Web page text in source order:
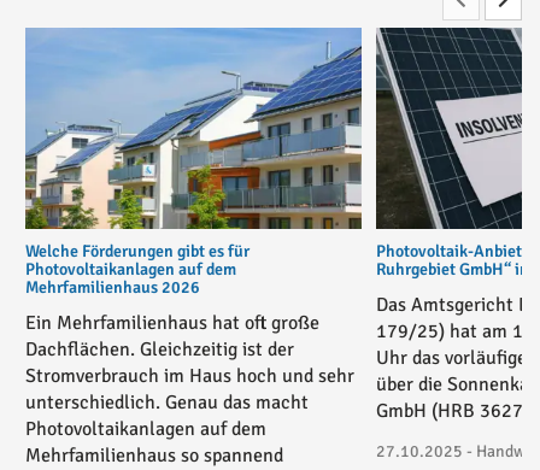
Welche Förderungen gibt es für
Photovoltaikanlagen auf dem
Mehrfamilienhaus 2026
Ein Mehrfamilienhaus hat oft große
Dachflächen. Gleichzeitig ist der
Stromverbrauch im Haus hoch und sehr
unterschiedlich. Genau das macht
Photovoltaikanlagen auf dem
Mehrfamilienhaus so spannend
Photovoltaik-Anbieter
Ruhrgebiet GmbH“ in
Das Amtsgericht
179/25) hat am
Uhr das vorläufige
über die
GmbH (HRB
27.10.2025 -